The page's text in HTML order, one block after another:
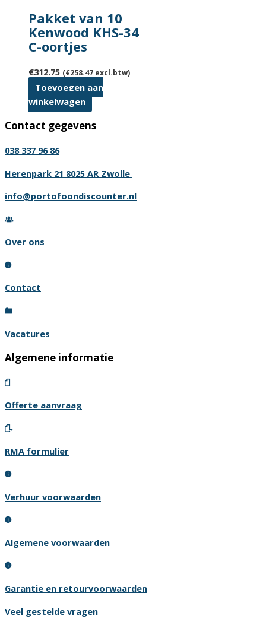
optie
kan
gekozen
op
de
productpagina
Pakket van 10
Kenwood KHS-34
C-oortjes
€312.75 (€258.47 excl.btw)
Toevoegen aan
winkelwagen
Contact gegevens
038 337 96 86
Herenpark 21 8025 AR Zwolle
info@portofoondiscounter.nl
Over ons
Contact
Vacatures
Algemene informatie
Offerte aanvraag
RMA formulier
Verhuur voorwaarden
Algemene voorwaarden
Garantie en retourvoorwaarden
Veel gestelde vragen